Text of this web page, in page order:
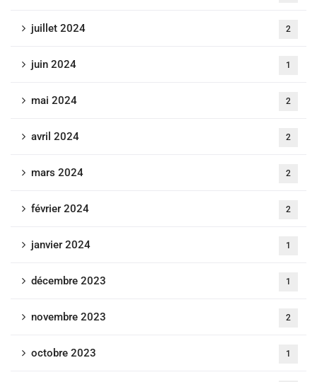
juillet 2024 2
juin 2024 1
mai 2024 2
avril 2024 2
mars 2024 2
février 2024 2
janvier 2024 1
décembre 2023 1
novembre 2023 2
octobre 2023 1